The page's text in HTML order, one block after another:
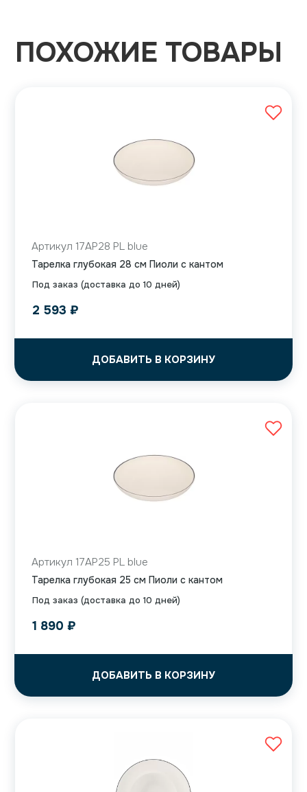
ПОХОЖИЕ ТОВАРЫ
Под заказ (доставка до 10 дней)
Артикул 17AP28 PL blue
Тарелка глубокая 28 см Пиоли с кантом
2 593 ₽
ДОБАВИТЬ В КОРЗИНУ
Под заказ (доставка до 10 дней)
Артикул 17AP25 PL blue
Тарелка глубокая 25 см Пиоли с кантом
1 890 ₽
ДОБАВИТЬ В КОРЗИНУ